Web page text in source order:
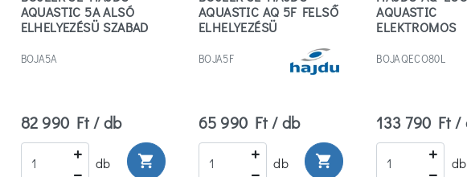
AQUASTIC 5A ALSÓ
ELHELYEZÉSÜ SZABAD
BOJA5A
82 990 Ft / db
db shopping_cart
AQUASTIC AQ 5F FELSŐ
ELHELYEZÉSÜ
BOJA5F
65 990 Ft / db
db shopping_cart
AQUASTIC
ELEKTROMOS
BOJAQECO80L
133 790 Ft /
db